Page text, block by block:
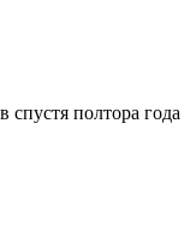
полтора года